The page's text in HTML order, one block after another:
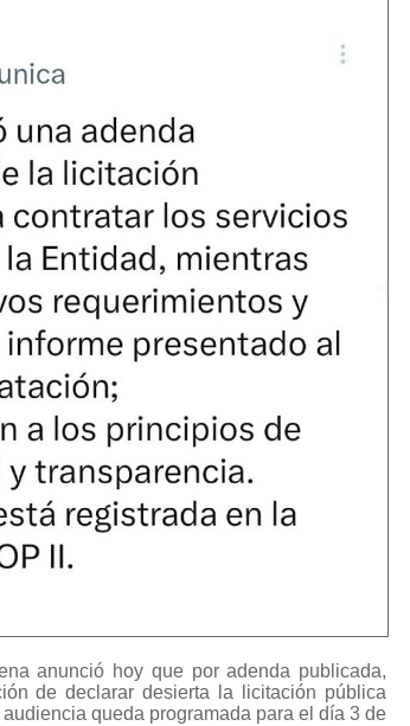
anunció hoy que por adenda publicada,
de declarar desierta la licitación pública
queda programada para el día 3 de